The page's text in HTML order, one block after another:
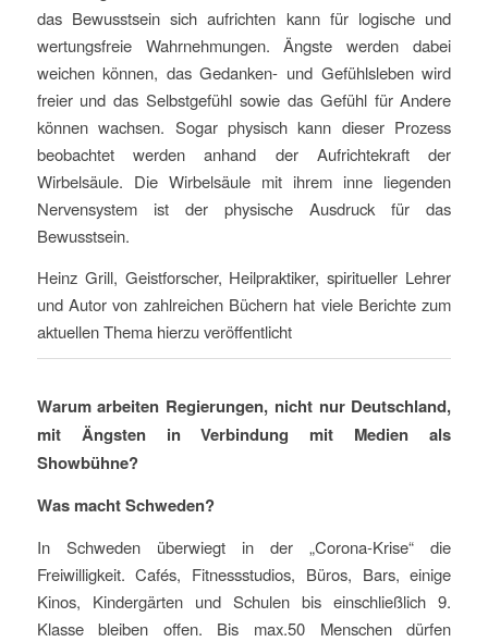
das Bewusstsein sich aufrichten kann für logische und
wertungsfreie Wahrnehmungen. Ängste werden dabei
weichen können, das Gedanken- und Gefühlsleben wird
freier und das Selbstgefühl sowie das Gefühl für Andere
können wachsen. Sogar physisch kann dieser Prozess
beobachtet werden anhand der Aufrichtekraft der
Wirbelsäule. Die Wirbelsäule mit ihrem inne liegenden
Nervensystem ist der physische Ausdruck für das
Bewusstsein.
Heinz Grill, Geistforscher, Heilpraktiker, spiritueller Lehrer
und Autor von zahlreichen Büchern hat viele Berichte zum
aktuellen Thema hierzu veröffentlicht
Warum arbeiten Regierungen, nicht nur Deutschland,
mit Ängsten in Verbindung mit Medien als
Showbühne?
Was macht Schweden?
In Schweden überwiegt in der „Corona-Krise“ die
Freiwilligkeit. Cafés, Fitnessstudios, Büros, Bars, einige
Kinos, Kindergärten und Schulen bis einschließlich 9.
Klasse bleiben offen. Bis max.50 Menschen dürfen